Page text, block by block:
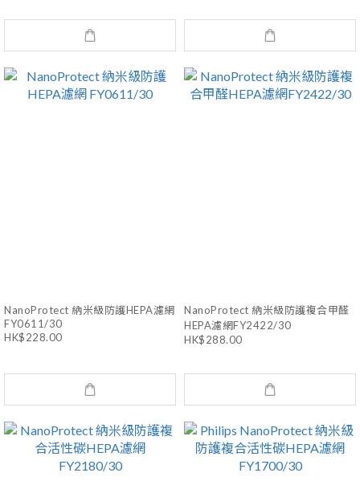
NanoProtect 納米級防護HEPA濾網
FY0611/30
HK$228.00
NanoProtect 納米級防護複合甲醛
HEPA濾網FY2422/30
HK$288.00